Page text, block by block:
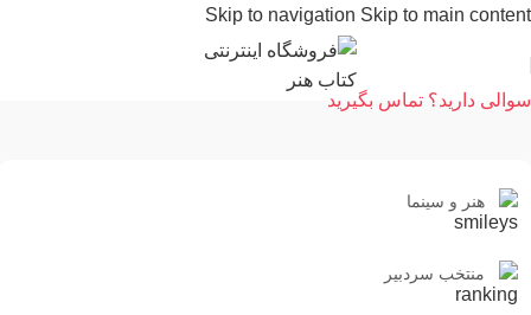
Skip to navigation Skip to main content
سوالی دارید؟ تماس بگیرید
هنر و سینما
منتخب سردبیر